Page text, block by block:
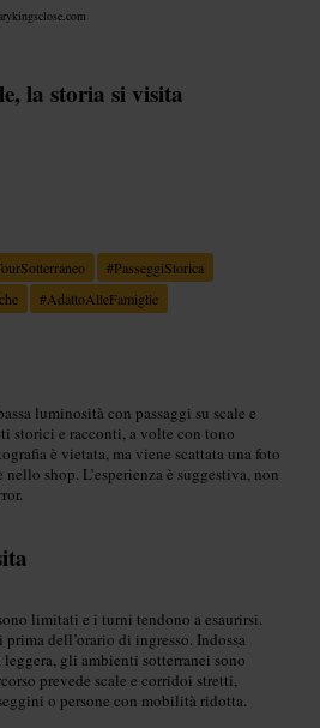
la storia si visita
#PasseggiStorica
#AdattoAlleFamiglie
luminosità con passaggi su scale e
storici e racconti, a volte con tono
è vietata, ma viene scattata una foto
shop. L’esperienza è suggestiva, non
limitati e i turni tendono a esaurirsi.
dell’orario di ingresso. Indossa
leggera, gli ambienti sotterranei sono
prevede scale e corridoi stretti,
o persone con mobilità ridotta.